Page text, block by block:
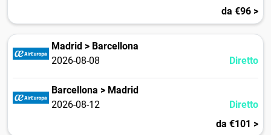
da €96 >
Madrid > Barcellona
2026-08-08
Diretto
Barcellona > Madrid
2026-08-12
Diretto
da €101 >